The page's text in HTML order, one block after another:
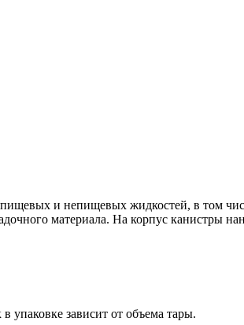
и непищевых жидкостей, в том
материала. На корпус канистры
упаковке зависит от объема тары.